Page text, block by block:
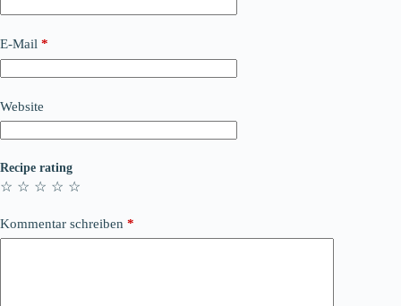
E-Mail *
Website
Recipe rating
☆
☆
☆
☆
☆
Kommentar schreiben *